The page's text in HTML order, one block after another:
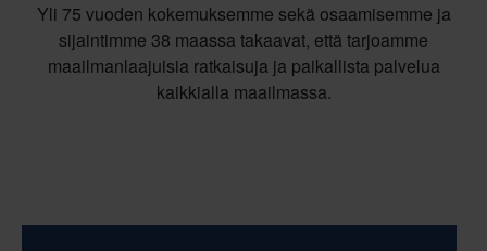
Yli 75 vuoden kokemuksemme sekä osaamisemme ja
sijaintimme 38 maassa takaavat, että tarjoamme
maailmanlaajuisia ratkaisuja ja paikallista palvelua
kaikkialla maailmassa.